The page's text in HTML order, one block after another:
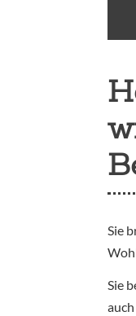
Sie
Sie